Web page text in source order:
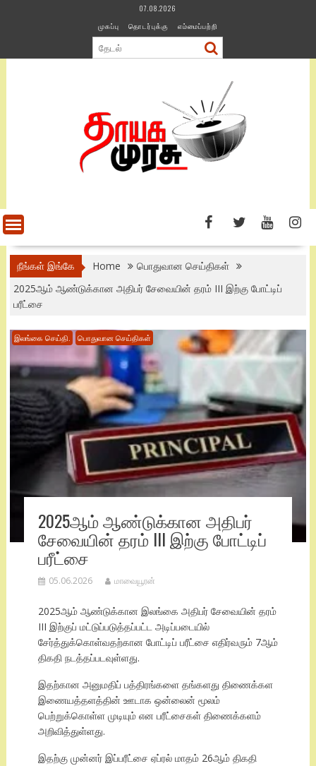
07.08.2026
முகப்பு
தொடர்புக்கு எம்மைப்பற்றி
நீங்கள் இங்கே Home
பொதுவான செய்திகள்
2025ஆம் ஆண்டுக்கான அதிபர் சேவையின் தரம் III இற்கு போட்டிப்
பரீட்சை
இலங்கை செய்தி. பொதுவான செய்திகள்
2025ஆம் ஆண்டுக்கான அதிபர்
சேவையின் தரம் III இற்கு போட்டிப்
பரீட்சை
05.06.2026 மாவையூரன்
2025ஆம் ஆண்டுக்கான இலங்கை அதிபர் சேவையின் தரம்
III இற்குப் மட்டுப்படுத்தப்பட்ட அடிப்படையில்
சேர்த்துக்கொள்வதற்கான போட்டிப் பரீட்சை எதிர்வரும் 7ஆம்
திகதி நடத்தப்படவுள்ளது.
இதற்கான அனுமதிப் பத்திரங்களை தங்களது திணைக்கள
இணையத்தளத்தின் ஊடாக ஒன்லைன் மூலம்
பெற்றுக்கொள்ள முடியும் என பரீட்சைகள் திணைக்களம்
அறிவித்துள்ளது.
இதற்கு முன்னர் இப்பரீட்சை ஏப்ரல் மாதம் 26ஆம் திகதி